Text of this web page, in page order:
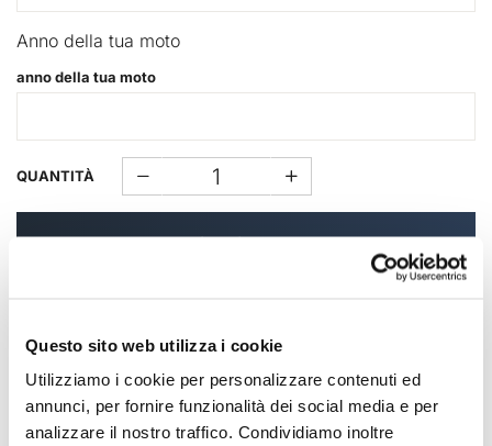
Questo sito web utilizza i cookie
Utilizziamo i cookie per personalizzare contenuti ed
annunci, per fornire funzionalità dei social media e per
analizzare il nostro traffico. Condividiamo inoltre
Anno della tua moto
anno della tua moto
QUANTITÀ
Aggiungi al carrello
Aggiungi ai preferiti